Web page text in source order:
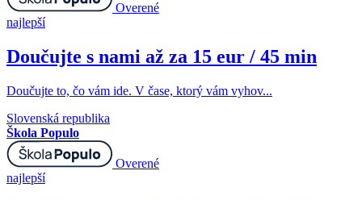
Overené
najlepší
Doučujte s nami až za 15 eur / 45 min
Doučujte to, čo vám ide. V čase, ktorý vám vyhov...
Slovenská republika
Škola Populo
Overené
najlepší